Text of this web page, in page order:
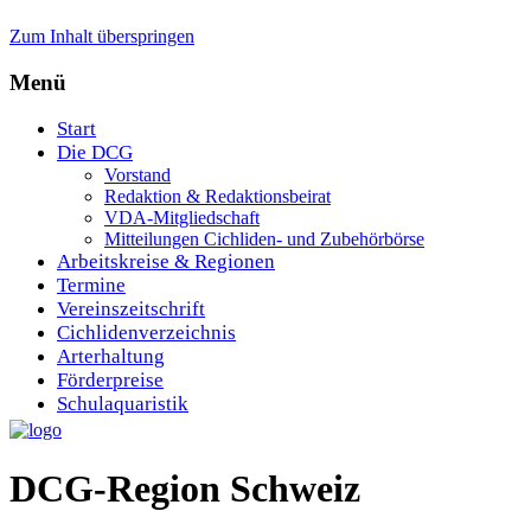
Zum Inhalt überspringen
Menü
Start
Die DCG
Vorstand
Redaktion & Redaktionsbeirat
VDA-Mitgliedschaft
Mitteilungen Cichliden- und Zubehörbörse
Arbeitskreise & Regionen
Termine
Vereinszeitschrift
Cichlidenverzeichnis
Arterhaltung
Förderpreise
Schulaquaristik
DCG-Region Schweiz